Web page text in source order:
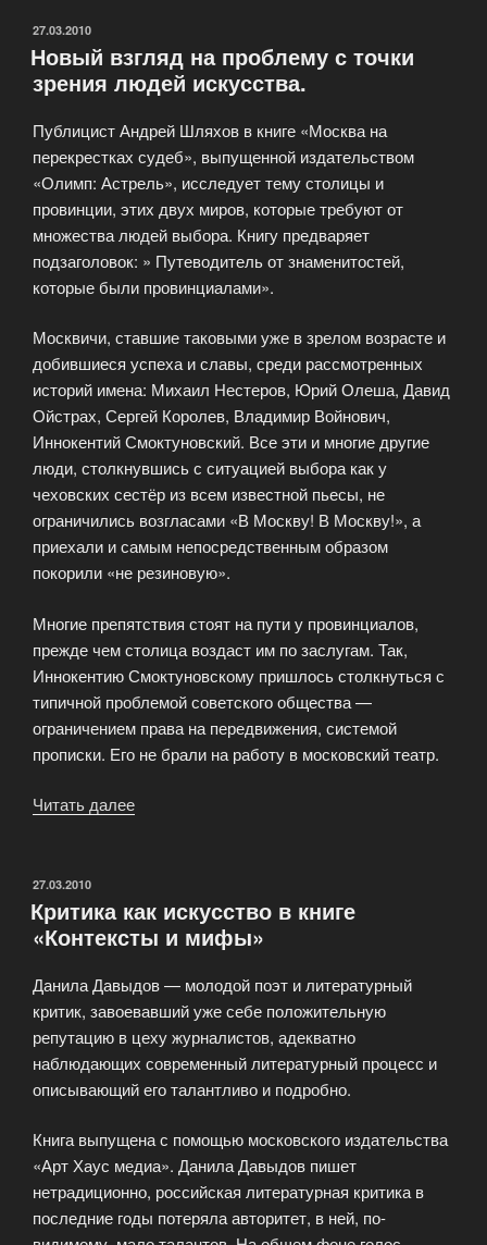
Фуко»
ОПУБЛИКОВАНО
27.03.2010
Новый взгляд на проблему с точки
зрения людей искусства.
Публицист Андрей Шляхов в книге «Москва на
перекрестках судеб», выпущенной издательством
«Олимп: Астрель», исследует тему столицы и
провинции, этих двух миров, которые требуют от
множества людей выбора. Книгу предваряет
подзаголовок: » Путеводитель от знаменитостей,
которые были провинциалами».
Москвичи, ставшие таковыми уже в зрелом возрасте и
добившиеся успеха и славы, среди рассмотренных
историй имена: Михаил Нестеров, Юрий Олеша, Давид
Ойстрах, Сергей Королев, Владимир Войнович,
Иннокентий Смоктуновский. Все эти и многие другие
люди, столкнувшись с ситуацией выбора как у
чеховских сестёр из всем известной пьесы, не
ограничились возгласами «В Москву! В Москву!», а
приехали и самым непосредственным образом
покорили «не резиновую».
Многие препятствия стоят на пути у провинциалов,
прежде чем столица воздаст им по заслугам. Так,
Иннокентию Смоктуновскому пришлось столкнуться с
типичной проблемой советского общества —
ограничением права на передвижения, системой
прописки. Его не брали на работу в московский театр.
Читать далее
с
точки
людей
искусства.»
ОПУБЛИКОВАНО
27.03.2010
Критика как искусство в книге
«Контексты и мифы»
Данила Давыдов — молодой поэт и литературный
критик, завоевавший уже себе положительную
репутацию в цеху журналистов, адекватно
наблюдающих современный литературный процесс и
описывающий его талантливо и подробно.
Книга выпущена с помощью московского издательства
«Арт Хаус медиа». Данила Давыдов пишет
нетрадиционно, российская литературная критика в
последние годы потеряла авторитет, в ней, по-